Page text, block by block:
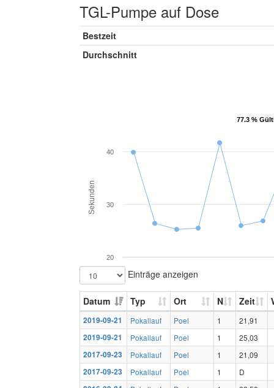
TGL-Pumpe auf Dose
Bestzeit
Durchschnitt
77.3 %
77.3 %
Sekunden
20
30
40
Einträge anzeigen
Datum Typ Ort N Zeit
2019-09-21 Pokallauf Poel 1
21,91
2019-09-21
Pokallauf Poel 1
25,03
2017-09-23
Pokallauf Poel 1
21,09
2017-09-23
Pokallauf Poel 1
D